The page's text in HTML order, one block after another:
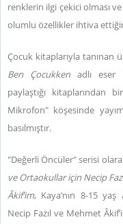
renklerin ilgi çekici olması
olumlu özellikler ihtiva
Çocuk kitaplarıyla tanınan
Ben Çocukken adlı eser
paylaştığı kitaplarından
Mikrofon" köşesinde
basılmıştır.
"Değerli Öncüler" serisi
ve Ortaokullar için Necip
Âkif’im, Kaya’nın 8-15 yaş
Necip Fazıl ve Mehmet